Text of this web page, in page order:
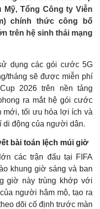
Tổng Công ty Viễn
chính thức công bố
trên hệ sinh thái mạng
dụng các gói cước 5G
tháng sẽ được miễn phí
2026 trên nền tảng
ra mắt hệ gói cước
mới, tối ưu hóa lợi ích và
di động của người dân.
bài toán lệch múi giờ
các trận đấu tại FIFA
khung giờ sáng và ban
giờ này trùng khớp với
người hâm mộ, tạo ra
dõi cố định trước màn